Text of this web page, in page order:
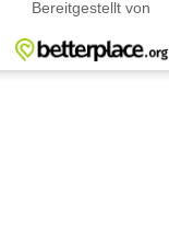
Bereitgestellt von